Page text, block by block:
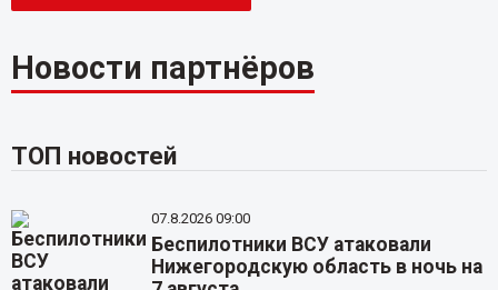
Новости партнёров
ТОП новостей
07.8.2026 09:00
Беспилотники ВСУ атаковали
Нижегородскую область в ночь на